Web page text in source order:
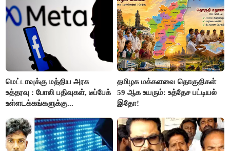
மெட்டாவுக்கு மத்திய அரசு
உத்தரவு : போலி பதிவுகள், டீப்பேக்
உள்ளடக்கங்களுக்கு...
தமிழக மக்களவை தொகுதிகள்
59 ஆக உயரும்: உத்தேச பட்டியல்
இதோ!